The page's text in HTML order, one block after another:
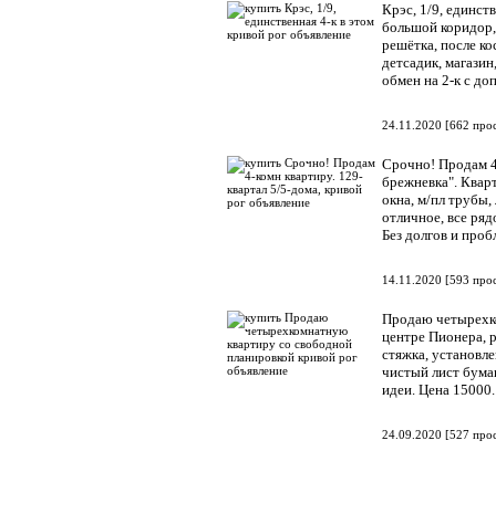
Крэс, 1/9,
большой
решётка, после
детсадик,
обмен на 2-к с
24.11.2020 [662
Срочно! Продам
брежневка".
окна, м/пл трубы,
отличное, все
Без долгов и
14.11.2020 [593
Продаю
центре Пионера,
стяжка,
чистый лист
идеи. Цена
24.09.2020 [527